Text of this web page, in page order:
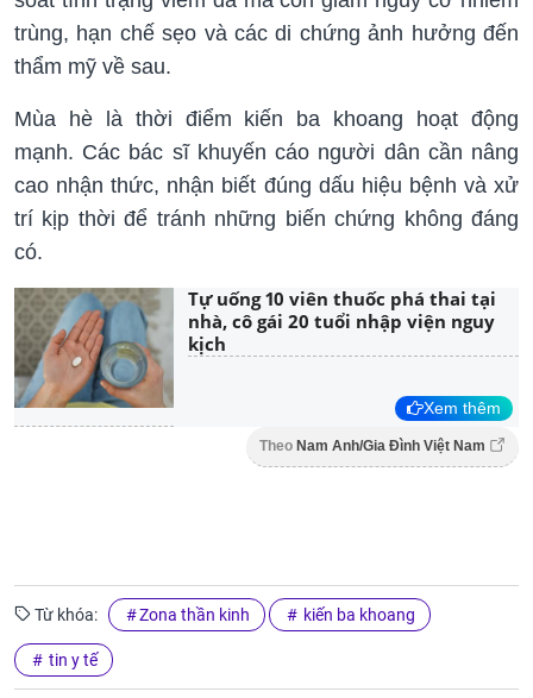
trùng, hạn chế sẹo và các di chứng ảnh hưởng đến
thẩm mỹ về sau.
Mùa hè là thời điểm kiến ba khoang hoạt động
mạnh. Các bác sĩ khuyến cáo người dân cần nâng
cao nhận thức, nhận biết đúng dấu hiệu bệnh và xử
trí kịp thời để tránh những biến chứng không đáng
có.
Tự uống 10 viên thuốc phá thai tại
nhà, cô gái 20 tuổi nhập viện nguy
kịch
Xem thêm
Theo Nam Anh/Gia Đình Việt Nam
Từ khóa: Zona thần kinh kiến ba khoang
tin y tế